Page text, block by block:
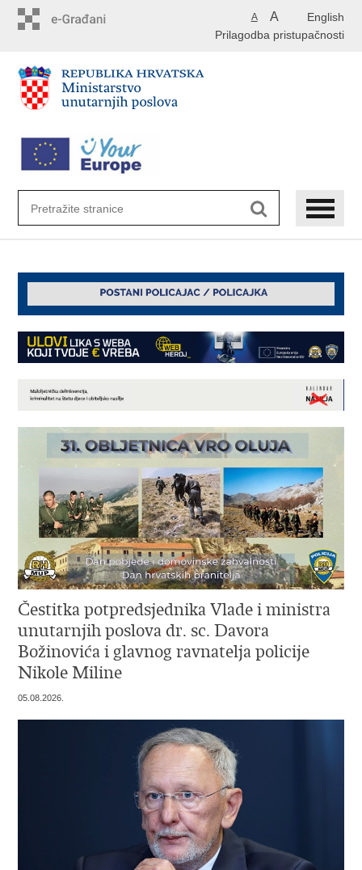
English
A A
Prilagodba pristupačnosti
Čestitka potpredsjednika Vlade i ministra
unutarnjih poslova dr. sc. Davora
Božinovića i glavnog ravnatelja policije
Nikole Miline
05.08.2026.